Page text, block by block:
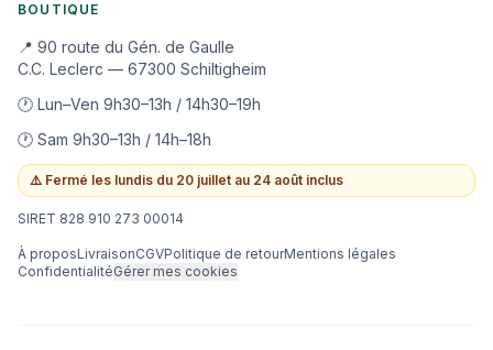
BOUTIQUE
📍 90 route du Gén. de Gaulle
C.C. Leclerc — 67300 Schiltigheim
🕐 Lun–Ven 9h30–13h / 14h30–19h
🕐 Sam 9h30–13h / 14h–18h
⚠️ Fermé les lundis du 20 juillet au 24 août inclus
SIRET 828 910 273 00014
À proposLivraisonCGVPolitique de retourMentions légales
ConfidentialitéGérer mes cookies